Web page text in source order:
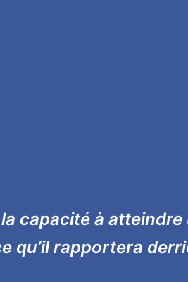
capacité à
qu’il rapportera